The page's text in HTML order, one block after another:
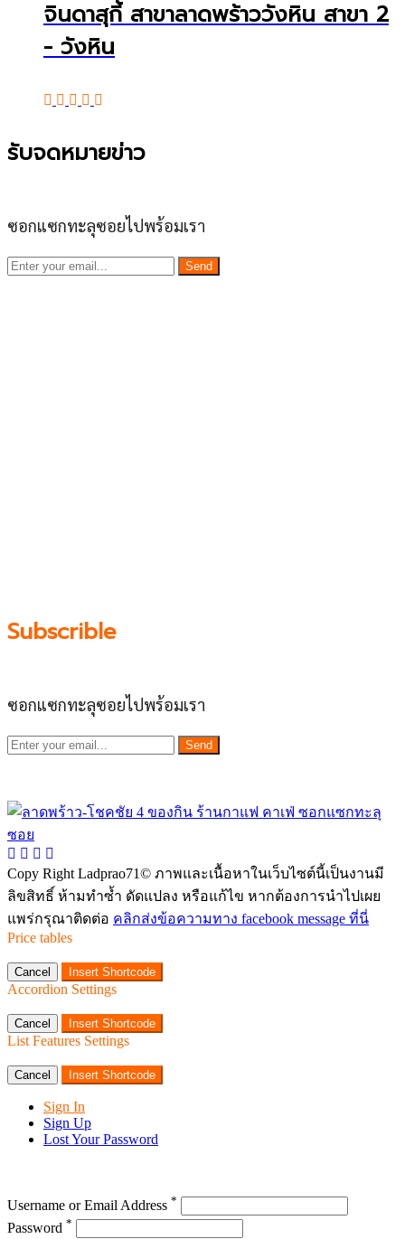
จินดาสุกี้ สาขาลาดพร้าววังหิน สาขา 2
- วังหิน
รับจดหมายข่าว
ซอกแซกทะลุซอยไปพร้อมเรา
Send
Subscrible
ซอกแซกทะลุซอยไปพร้อมเรา
Send
Copy Right Ladprao71© ภาพและเนื้อหาในเว็บไซต์นี้เป็นงานมี
ลิขสิทธิ์ ห้ามทำซ้ำ ดัดแปลง หรือแก้ไข หากต้องการนำไปเผย
แพร่กรุณาติดต่อ คลิกส่งข้อความทาง facebook message ที่นี่
Price tables
Cancel Insert Shortcode
Accordion Settings
Cancel Insert Shortcode
List Features Settings
Cancel Insert Shortcode
Sign In
Sign Up
Lost Your Password
Username or Email Address *
Password *